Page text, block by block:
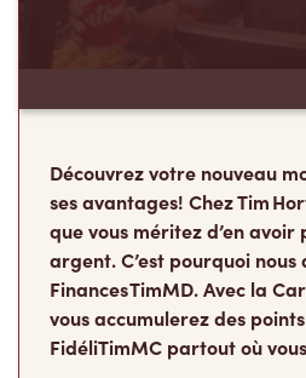
Découvrez votre nouveau
ses avantages! Chez Tim
que vous méritez d’en
argent. C’est pourquoi nous
Finances TimMD. Avec la
vous accumulerez des points
FidéliTimMC partout où